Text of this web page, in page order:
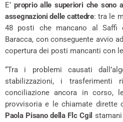
E’proprio alle superiori che sono
assegnazioni delle cattedre: tra le
48 posti che mancano al Saffi
Baracca, con conseguente avvio
copertura dei posti mancanti con
“Tra i problemi causati
stabilizzazioni, i
conciliazione ancora in corso,
provvisoria e le chiamate dirette
Paola Pisano della Flc Cgil